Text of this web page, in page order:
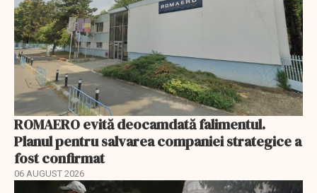
ROMAERO evită deocamdată falimentul.
Planul pentru salvarea companiei strategice a
fost confirmat
06 AUGUST 2026